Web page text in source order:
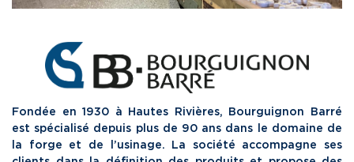
Fondée en 1930 à Hautes Rivières, Bourguignon Barré
est spécialisé depuis plus de 90 ans dans le domaine de
la forge et de l’usinage. La société accompagne ses